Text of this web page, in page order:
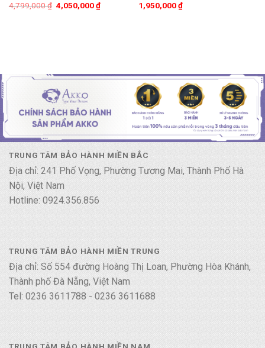
4,799,000₫ 4,050,000₫ 1,950,000₫
TRUNG TÂM BẢO HÀNH MIỀN BẮC
Địa chỉ: 241 Phố Vọng, Phường Tương Mai, Thành Phố Hà
Nội, Việt Nam
Hotline: 0924.356.856
TRUNG TÂM BẢO HÀNH MIỀN TRUNG
Địa chỉ: Số 554 đường Hoàng Thị Loan, Phường Hòa Khánh,
Thành phố Đà Nẵng, Việt Nam
Tel: 0236 3611788 - 0236 3611688